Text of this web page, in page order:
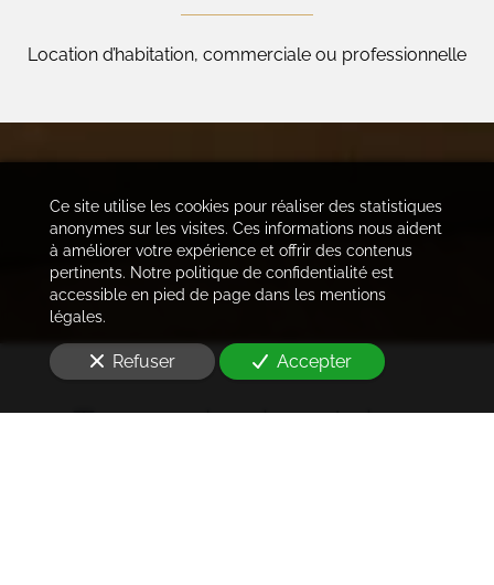
Location d’habitation, commerciale ou professionnelle
Trouver les locataires
Ce site utilise les cookies pour réaliser des statistiques
anonymes sur les visites. Ces informations nous aident
à améliorer votre expérience et offrir des contenus
pertinents. Notre politique de confidentialité est
accessible en pied de page dans les mentions
légales.
Refuser Accepter